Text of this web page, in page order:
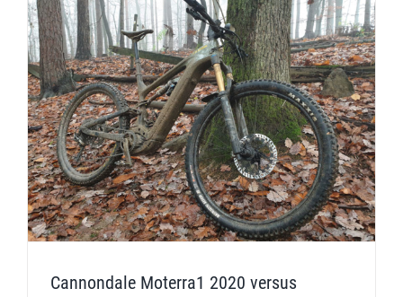
Cannondale Moterra1 2020 versus